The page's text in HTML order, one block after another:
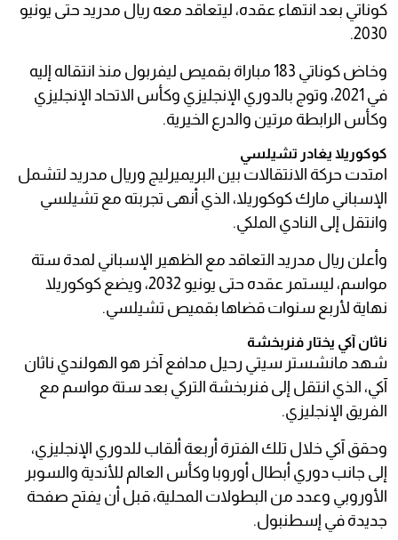
كوناتي بعد انتهاء عقده، ليتعاقد معه ريال مدريد حتى يونيو
2030.
وخاض كوناتي 183 مباراة بقميص ليفربول منذ انتقاله إليه
في 2021، وتوج بالدوري الإنجليزي وكأس الاتحاد الإنجليزي
وكأس الرابطة مرتين والدرع الخيرية.
كوكوريلا يغادر تشيلسي
امتدت حركة الانتقالات بين البريميرليج وريال مدريد لتشمل
الإسباني مارك كوكوريلا، الذي أنهى تجربته مع تشيلسي
وانتقل إلى النادي الملكي.
وأعلن ريال مدريد التعاقد مع الظهير الإسباني لمدة ستة
مواسم، ليستمر عقده حتى يونيو 2032، ويضع كوكوريلا
نهاية لأربع سنوات قضاها بقميص تشيلسي.
ناثان آكي يختار فنربخشة
شهد مانشستر سيتي رحيل مدافع آخر هو الهولندي ناثان
آكي، الذي انتقل إلى فنربخشة التركي بعد ستة مواسم مع
الفريق الإنجليزي.
وحقق آكي خلال تلك الفترة أربعة ألقاب للدوري الإنجليزي،
إلى جانب دوري أبطال أوروبا وكأس العالم للأندية والسوبر
الأوروبي وعدد من البطولات المحلية، قبل أن يفتح صفحة
جديدة في إسطنبول.